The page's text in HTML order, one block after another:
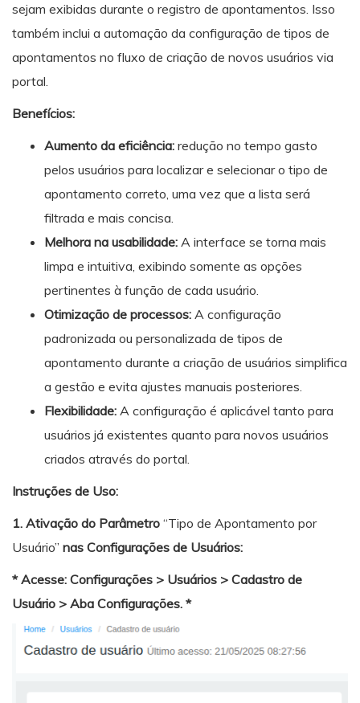
sejam exibidas durante o registro de apontamentos. Isso
também inclui a automação da configuração de tipos de
apontamentos no fluxo de criação de novos usuários via
portal.
Benefícios:
Aumento da eficiência: redução no tempo gasto
pelos usuários para localizar e selecionar o tipo de
apontamento correto, uma vez que a lista será
filtrada e mais concisa.
Melhora na usabilidade: A interface se torna mais
limpa e intuitiva, exibindo somente as opções
pertinentes à função de cada usuário.
Otimização de processos: A configuração
padronizada ou personalizada de tipos de
apontamento durante a criação de usuários simplifica
a gestão e evita ajustes manuais posteriores.
Flexibilidade: A configuração é aplicável tanto para
usuários já existentes quanto para novos usuários
criados através do portal.
Instruções de Uso:
1. Ativação do Parâmetro “Tipo de Apontamento por
Usuário” nas Configurações de Usuários:
* Acesse: Configurações > Usuários > Cadastro de
Usuário > Aba Configurações. *